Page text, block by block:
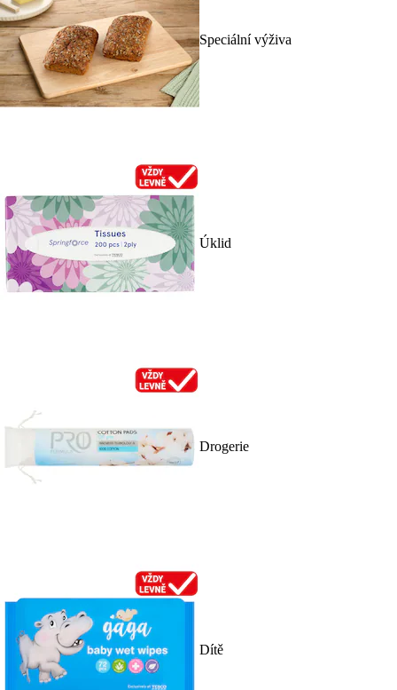
Speciální výživa
Úklid
Drogerie
Dítě